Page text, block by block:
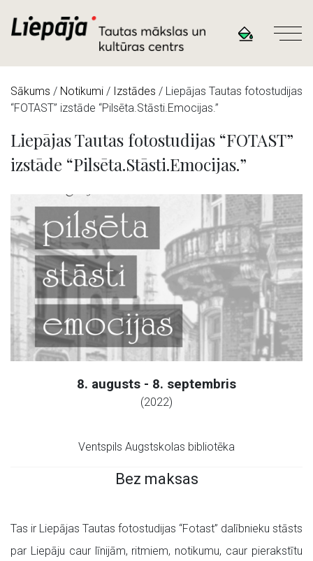
Sākums / Notikumi / Izstādes / Liepājas Tautas fotostudijas
“FOTAST” izstāde “Pilsēta.Stāsti.Emocijas.”
Liepājas Tautas fotostudijas “FOTAST”
izstāde “Pilsēta.Stāsti.Emocijas.”
8. augusts - 8. septembris
(2022)
Ventspils Augstskolas bibliotēka
Bez maksas
Tas ir Liepājas Tautas fotostudijas “Fotast” dalībnieku stāsts
par Liepāju caur līnijām, ritmiem, notikumu, caur pierakstītu